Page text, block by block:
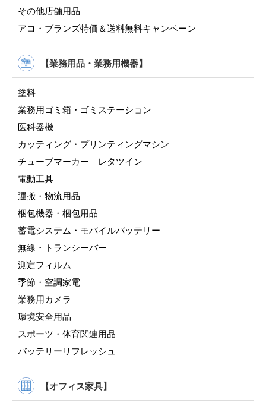
その他店舗用品
アコ・ブランズ特価＆送料無料キャンペーン
【業務用品・業務用機器】
塗料
業務用ゴミ箱・ゴミステーション
医科器機
カッティング・プリンティングマシン
チューブマーカー レタツイン
電動工具
運搬・物流用品
梱包機器・梱包用品
蓄電システム・モバイルバッテリー
無線・トランシーバー
測定フィルム
季節・空調家電
業務用カメラ
環境安全用品
スポーツ・体育関連用品
バッテリーリフレッシュ
【オフィス家具】